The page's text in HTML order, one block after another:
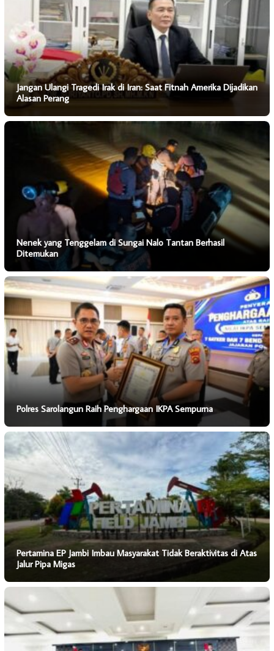
Jangan Ulangi Tragedi Irak di Iran: Saat Fitnah Amerika Dijadikan
Alasan Perang
Nenek yang Tenggelam di Sungai Nalo Tantan Berhasil
Ditemukan
Polres Sarolangun Raih Penghargaan IKPA Sempurna
Pertamina EP Jambi Imbau Masyarakat Tidak Beraktivitas di Atas
Jalur Pipa Migas